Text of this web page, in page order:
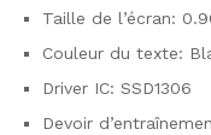
Taille de l’écran:
Couleur du texte:
Driver IC: SSD1306
Devoir